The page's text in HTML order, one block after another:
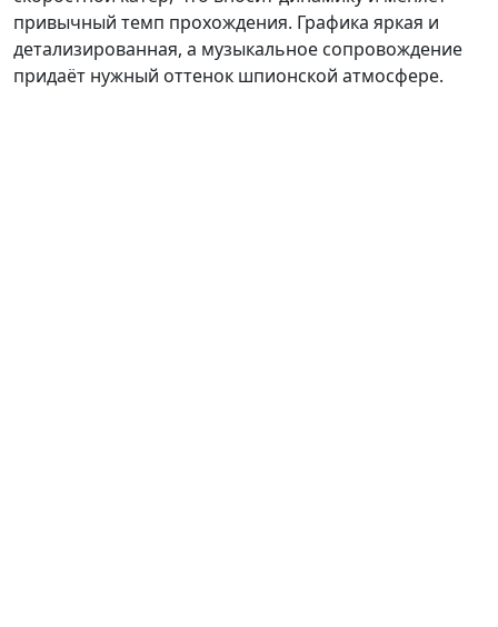
привычный темп прохождения. Графика яркая и
детализированная, а музыкальное сопровождение
придаёт нужный оттенок шпионской атмосфере.